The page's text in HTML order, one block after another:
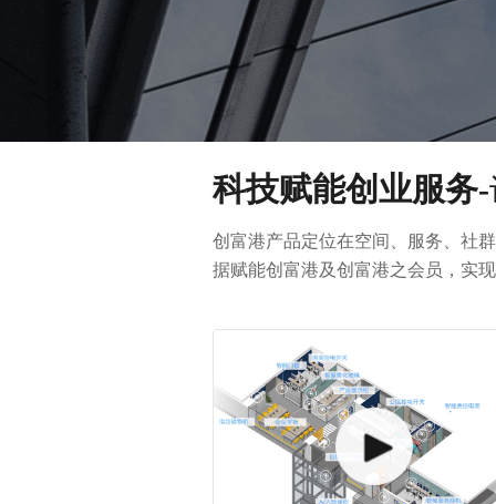
科技赋能创业服务-
创富港产品定位在空间、服务、社
据赋能创富港及创富港之会员，实